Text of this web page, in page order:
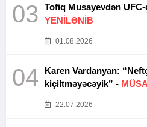
03
YENİLƏNİB
01.08.2026
04
Karen Vardanyan:
kiçiltməyəcəyik” -
22.07.2026